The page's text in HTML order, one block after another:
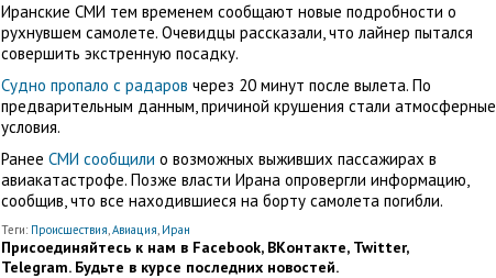
Иранские СМИ тем временем сообщают новые подробности о
рухнувшем самолете. Очевидцы рассказали, что лайнер пытался
совершить экстренную посадку.
Судно пропало с радаров через 20 минут после вылета. По
предварительным данным, причиной крушения стали атмосферные
условия.
Ранее СМИ сообщили о возможных выживших пассажирах в
авиакатастрофе. Позже власти Ирана опровергли информацию,
сообщив, что все находившиеся на борту самолета погибли.
Теги: Происшествия,Авиация, Иран
Присоединяйтесь к нам в Facebook, ВКонтакте, Twitter,
Telegram. Будьте в курсе последних новостей.